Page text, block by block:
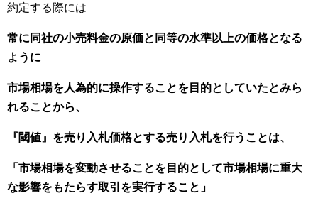
約定する際には
常に同社の小売料金の原価と同等の水準以上の価格となる
ように
市場相場を人為的に操作することを目的としていたとみら
れることから、
『閾値』を売り入札価格とする売り入札を行うことは、
「市場相場を変動させることを目的として市場相場に重大
な影響をもたらす取引を実行すること」